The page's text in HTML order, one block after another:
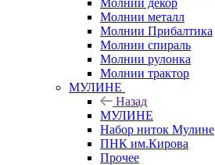
Молнии декор
Молнии металл
Молнии Прибалтика
Молнии спираль
Молнии рулонка
Молнии трактор
МУЛИНЕ
Назад
МУЛИНЕ
Набор ниток Мулине
ПНК им.Кирова
Прочее